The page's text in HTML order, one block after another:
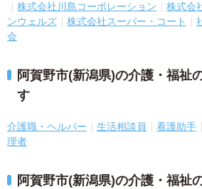
株式会社川島コーポレーション
株式会
ンウェルズ
株式会社スーパー・コート
会
阿賀野市(新潟県)の介護・福祉
す
介護職・ヘルパー 生活相談員 看護助手
理者
阿賀野市(新潟県)の介護・福祉